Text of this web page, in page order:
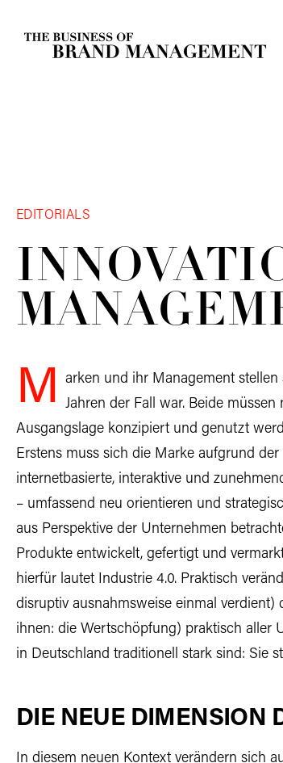
EDITORIALS
M
arken und ihr Management
Jahren der Fall war. Beide
Ausgangslage konzipiert und genutzt
Erstens muss sich die Marke aufgrund
internetbasierte, interaktive und
– umfassend neu orientieren und
aus Perspektive der Unternehmen
Produkte entwickelt, gefertigt und
hierfür lautet Industrie 4.0. Praktisch
disruptiv ausnahmsweise einmal
ihnen: die Wertschöpfung) praktisch aller
in Deutschland traditionell stark sind: Sie
DIE NEUE DIMENSION
In diesem neuen Kontext verändern sich